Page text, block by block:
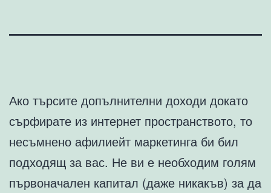
Ако търсите допълнителни доходи докато
сърфирате из интернет пространството, то
несъмнено афилиейт маркетинга би бил
подходящ за вас. Не ви е необходим голям
първоначален капитал (даже никакъв) за да